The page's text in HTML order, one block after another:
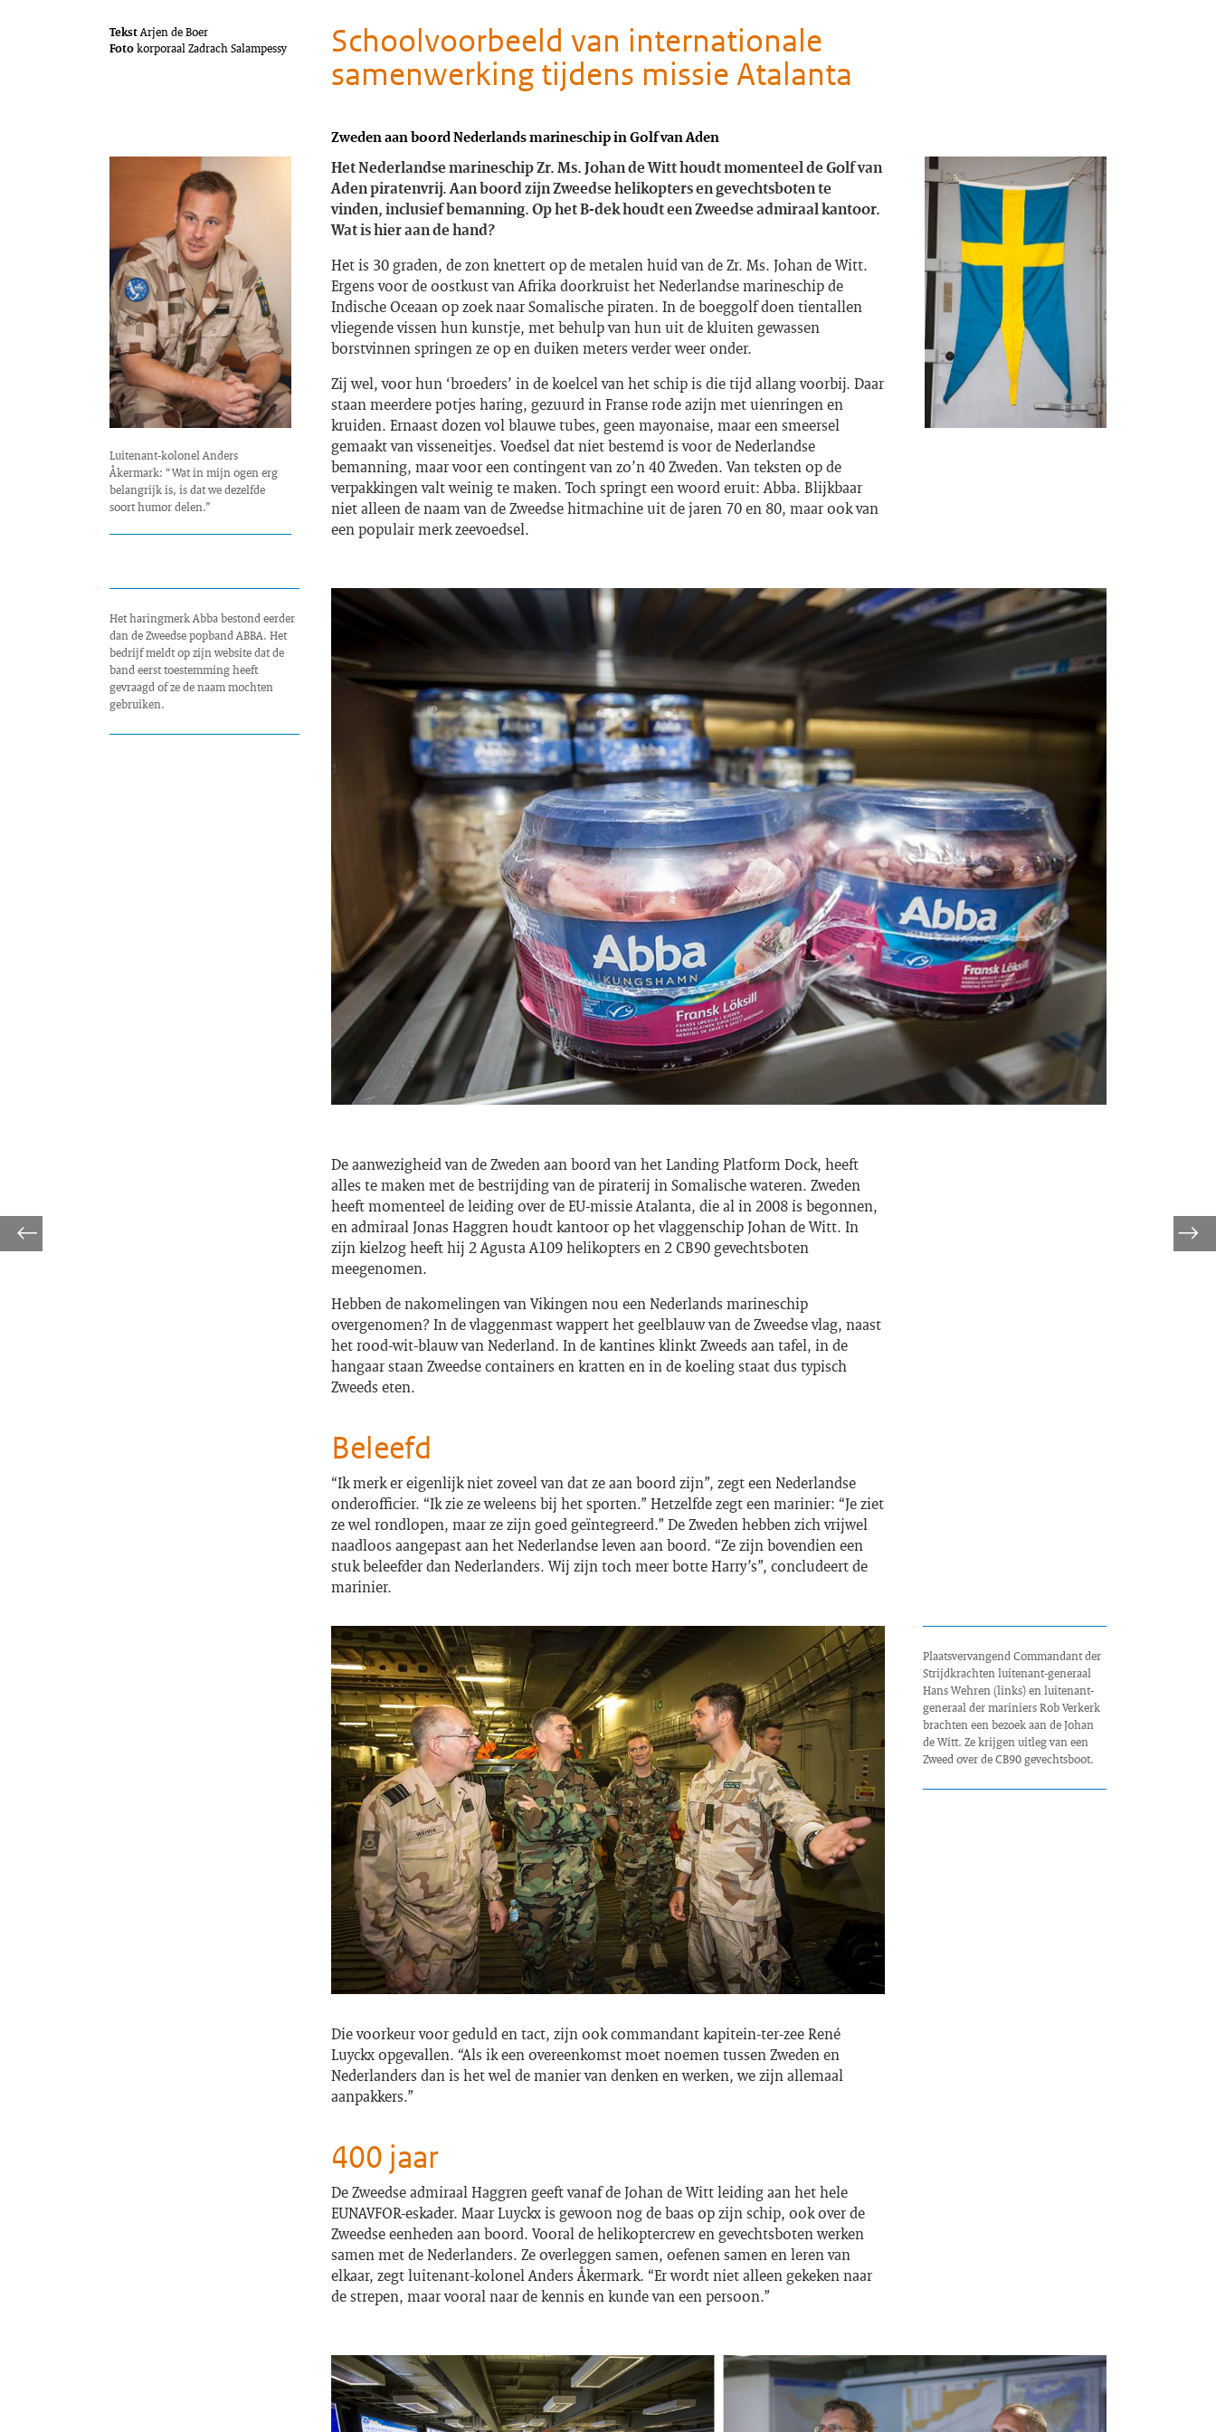
TekstArjen de Boer
Fotokorporaal Zadrach Salampessy
Schoolvoorbeeld van internationale
samenwerking tijdens missie Atalanta
Zweden aan boord Nederlands marineschip in Golf van Aden
Luitenant-kolonel Anders
Åkermark: “Wat in mijn ogen erg
belangrijk is, is dat we dezelfde
soort humor delen.”
Het Nederlandse marineschip Zr. Ms. Johan de Witt houdt momenteel de Golf van
Aden piratenvrij. Aan boord zijn Zweedse helikopters en gevechtsboten te
vinden, inclusief bemanning. Op het B-dek houdt een Zweedse admiraal kantoor.
Wat is hier aan de hand?
Het is 30 graden, de zon knettert op de metalen huid van de Zr. Ms. Johan de Witt.
Ergens voor de oostkust van Afrika doorkruist het Nederlandse marineschip de
Indische Oceaan op zoek naar Somalische piraten. In de boeggolf doen tientallen
vliegende vissen hun kunstje, met behulp van hun uit de kluiten gewassen
borstvinnen springen ze op en duiken meters verder weer onder.
Zij wel, voor hun ‘broeders’ in de koelcel van het schip is die tijd allang voorbij. Daar
staan meerdere potjes haring, gezuurd in Franse rode azijn met uienringen en
kruiden. Ernaast dozen vol blauwe tubes, geen mayonaise, maar een smeersel
gemaakt van visseneitjes. Voedsel dat niet bestemd is voor de Nederlandse
bemanning, maar voor een contingent van zo’n 40 Zweden. Van teksten op de
verpakkingen valt weinig te maken. Toch springt een woord eruit: Abba. Blijkbaar
niet alleen de naam van de Zweedse hitmachine uit de jaren 70 en 80, maar ook van
een populair merk zeevoedsel.
Het haringmerk Abba bestond eerder
dan de Zweedse popband ABBA. Het
bedrijf meldt op zijn website dat de
band eerst toestemming heeft
gevraagd of ze de naam mochten
gebruiken.
De aanwezigheid van de Zweden aan boord van het Landing Platform Dock, heeft
alles te maken met de bestrijding van de piraterij in Somalische wateren. Zweden
heeft momenteel de leiding over de EU-missie Atalanta, die al in 2008 is begonnen,
en admiraal Jonas Haggren houdt kantoor op het vlaggenschip Johan de Witt. In
zijn kielzog heeft hij 2 Agusta A109 helikopters en 2 CB90 gevechtsboten
meegenomen.
Hebben de nakomelingen van Vikingen nou een Nederlands marineschip
overgenomen? In de vlaggenmast wappert het geelblauw van de Zweedse vlag, naast
het rood-wit-blauw van Nederland. In de kantines klinkt Zweeds aan tafel, in de
hangaar staan Zweedse containers en kratten en in de koeling staat dus typisch
Zweeds eten.
Beleefd
“Ik merk er eigenlijk niet zoveel van dat ze aan boord zijn”, zegt een Nederlandse
onderofficier. “Ik zie ze weleens bij het sporten.” Hetzelfde zegt een marinier: “Je ziet
ze wel rondlopen, maar ze zijn goed geïntegreerd.” De Zweden hebben zich vrijwel
naadloos aangepast aan het Nederlandse leven aan boord. “Ze zijn bovendien een
stuk beleefder dan Nederlanders. Wij zijn toch meer botte Harry’s”, concludeert de
marinier.
Plaatsvervangend Commandant der
Strijdkrachten luitenant-generaal
Hans Wehren (links) en luitenant-
generaal der mariniers Rob Verkerk
brachten een bezoek aan de Johan
de Witt. Ze krijgen uitleg van een
Zweed over de CB90 gevechtsboot.
Die voorkeur voor geduld en tact, zijn ook commandant kapitein-ter-zee René
Luyckx opgevallen. “Als ik een overeenkomst moet noemen tussen Zweden en
Nederlanders dan is het wel de manier van denken en werken, we zijn allemaal
aanpakkers.”
400 jaar
De Zweedse admiraal Haggren geeft vanaf de Johan de Witt leiding aan het hele
EUNAVFOR-eskader. Maar Luyckx is gewoon nog de baas op zijn schip, ook over de
Zweedse eenheden aan boord. Vooral de helikoptercrew en gevechtsboten werken
samen met de Nederlanders. Ze overleggen samen, oefenen samen en leren van
elkaar, zegt luitenant-kolonel Anders Åkermark. “Er wordt niet alleen gekeken naar
de strepen, maar vooral naar de kennis en kunde van een persoon.”